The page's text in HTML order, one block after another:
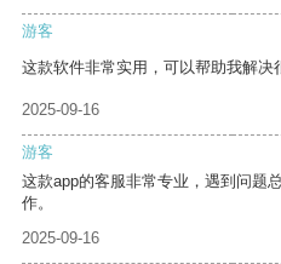
游客
这款软件非常实用，可以帮助我解决
2025-09-16
游客
这款app的客服非常专业，遇到问题
作。
2025-09-16